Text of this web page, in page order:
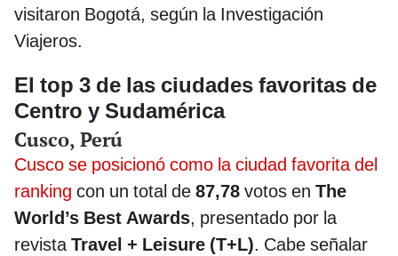
visitaron Bogotá, según la Investigación
Viajeros.
El top 3 de las ciudades favoritas de
Centro y Sudamérica
Cusco, Perú
Cusco se posicionó como la ciudad favorita del
ranking con un total de 87,78 votos en The
World’s Best Awards, presentado por la
revista Travel + Leisure (T+L). Cabe señalar